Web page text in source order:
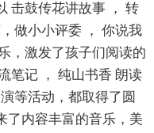
击鼓传花讲故事 ， 转
做小小评委 ， 你说我
，激发了孩子们阅读的
笔记 ， 纯山书香 朗读
等活动，都取得了圆
了内容丰富的音乐，美